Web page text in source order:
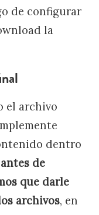
de configurar
la
el archivo
dentro
de
que darle
archivos, en